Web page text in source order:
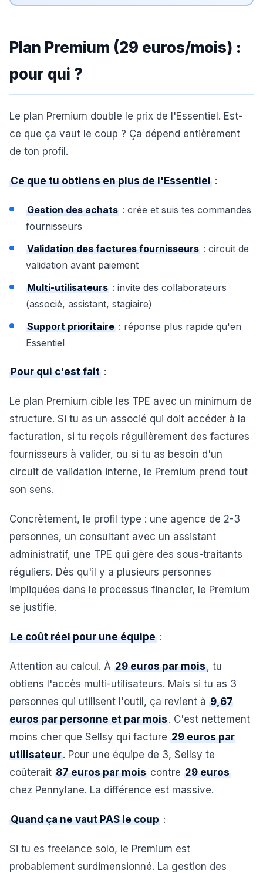
Plan Premium (29 euros/mois) :
pour qui ?
Le plan Premium double le prix de l'Essentiel. Est-
ce que ça vaut le coup ? Ça dépend entièrement
de ton profil.
Ce que tu obtiens en plus de l'Essentiel :
Gestion des achats : crée et suis tes commandes
fournisseurs
Validation des factures fournisseurs : circuit de
validation avant paiement
Multi-utilisateurs : invite des collaborateurs
(associé, assistant, stagiaire)
Support prioritaire : réponse plus rapide qu'en
Essentiel
Pour qui c'est fait :
Le plan Premium cible les TPE avec un minimum de
structure. Si tu as un associé qui doit accéder à la
facturation, si tu reçois régulièrement des factures
fournisseurs à valider, ou si tu as besoin d'un
circuit de validation interne, le Premium prend tout
son sens.
Concrètement, le profil type : une agence de 2-3
personnes, un consultant avec un assistant
administratif, une TPE qui gère des sous-traitants
réguliers. Dès qu'il y a plusieurs personnes
impliquées dans le processus financier, le Premium
se justifie.
Le coût réel pour une équipe :
Attention au calcul. À 29 euros par mois, tu
obtiens l'accès multi-utilisateurs. Mais si tu as 3
personnes qui utilisent l'outil, ça revient à 9,67
euros par personne et par mois. C'est nettement
moins cher que Sellsy qui facture 29 euros par
utilisateur. Pour une équipe de 3, Sellsy te
coûterait 87 euros par mois contre 29 euros
chez Pennylane. La différence est massive.
Quand ça ne vaut PAS le coup :
Si tu es freelance solo, le Premium est
probablement surdimensionné. La gestion des